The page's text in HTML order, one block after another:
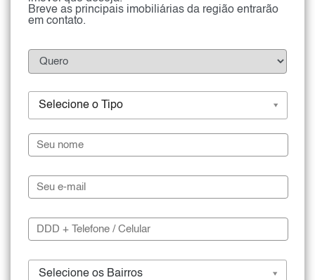
Breve as principais imobiliárias da região entrarão
em contato.
Selecione o Tipo
Selecione os Bairros